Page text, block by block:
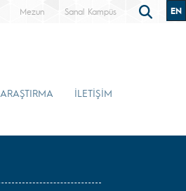
Mezun Sanal Kampüs EN
ARAŞTIRMA İLETİŞİM